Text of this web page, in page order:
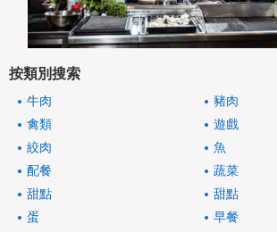
按類別搜索
牛肉
豬肉
禽類
遊戲
絞肉
魚
配餐
蔬菜
甜點
甜點
蛋
早餐